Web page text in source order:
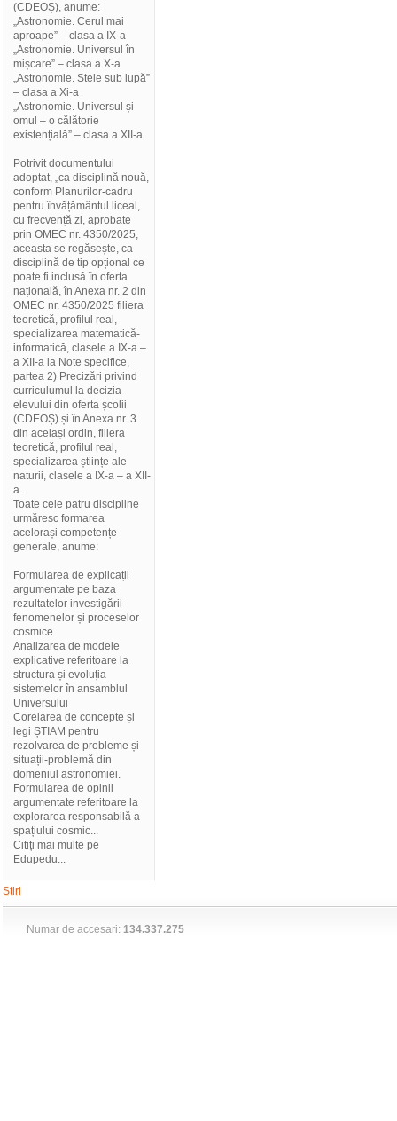
(CDEOȘ), anume:
„Astronomie. Cerul mai
aproape” – clasa a IX-a
„Astronomie. Universul în
mișcare” – clasa a X-a
„Astronomie. Stele sub lupă”
– clasa a Xi-a
„Astronomie. Universul și
omul – o călătorie
existențială” – clasa a XII-a
Potrivit documentului
adoptat, „ca disciplină nouă,
conform Planurilor-cadru
pentru învățământul liceal,
cu frecvență zi, aprobate
prin OMEC nr. 4350/2025,
aceasta se regăsește, ca
disciplină de tip opțional ce
poate fi inclusă în oferta
națională, în Anexa nr. 2 din
OMEC nr. 4350/2025 filiera
teoretică, profilul real,
specializarea matematică-
informatică, clasele a IX-a –
a XII-a la Note specifice,
partea 2) Precizări privind
curriculumul la decizia
elevului din oferta școlii
(CDEOȘ) și în Anexa nr. 3
din același ordin, filiera
teoretică, profilul real,
specializarea științe ale
naturii, clasele a IX-a – a XII-
a.
Toate cele patru discipline
urmăresc formarea
acelorași competențe
generale, anume:
Formularea de explicații
argumentate pe baza
rezultatelor investigării
fenomenelor și proceselor
cosmice
Analizarea de modele
explicative referitoare la
structura și evoluția
sistemelor în ansamblul
Universului
Corelarea de concepte și
legi ȘTIAM pentru
rezolvarea de probleme și
situații-problemă din
domeniul astronomiei.
Formularea de opinii
argumentate referitoare la
explorarea responsabilă a
spațiului cosmic...
Citiți mai multe pe
Edupedu...
Stiri
Numar de accesari: 134.337.275